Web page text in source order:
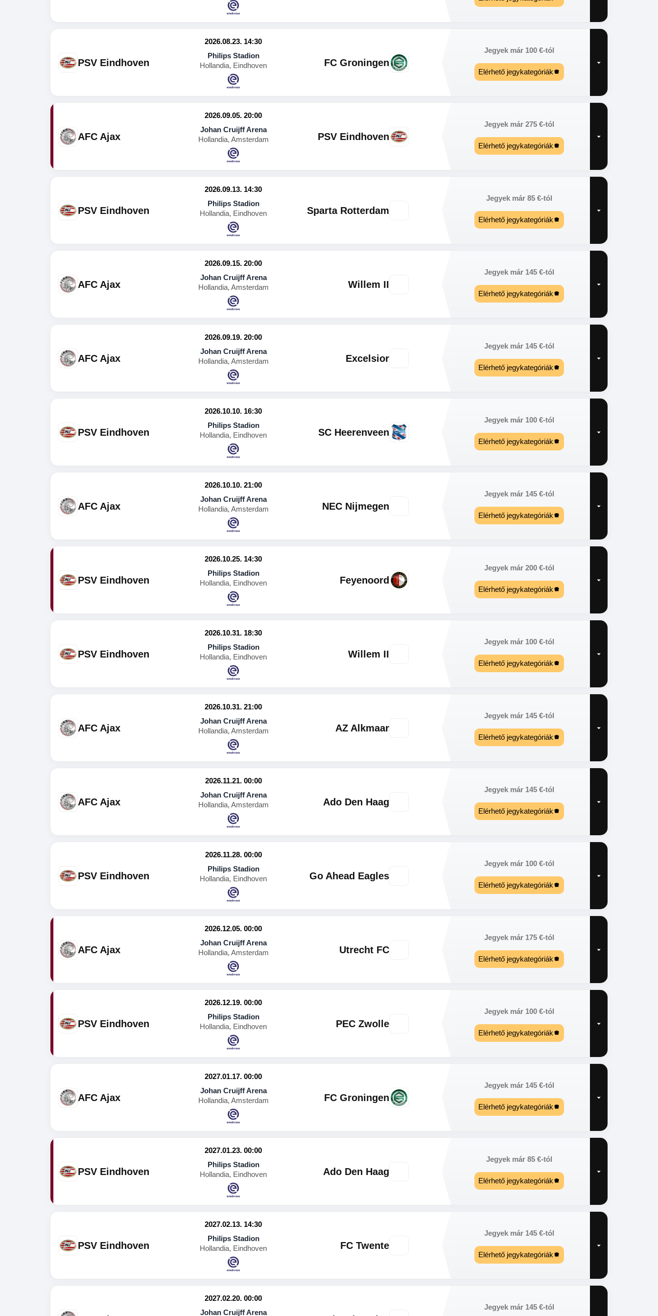
PSV Eindhoven
2026.08.23. 14:30
Philips Stadion
Hollandia, Eindhoven
FC Groningen
Jegyek már 100€-tól
Elérhető jegykategóriák
AFC Ajax
2026.09.05. 20:00
Johan Cruijff Arena
Hollandia, Amsterdam
PSV Eindhoven
Jegyek már275€-tól
Elérhető jegykategóriák
PSV Eindhoven
2026.09.13. 14:30
Philips Stadion
Hollandia, Eindhoven
Sparta Rotterdam
Jegyek már85€-tól
Elérhető jegykategóriák
AFC Ajax
2026.09.15. 20:00
Johan Cruijff Arena
Hollandia, Amsterdam
Willem II
Jegyek már 145€-tól
Elérhető jegykategóriák
AFC Ajax
2026.09.19. 20:00
Johan Cruijff Arena
Hollandia, Amsterdam
Excelsior
Jegyek már 145€-tól
Elérhető jegykategóriák
PSV Eindhoven
2026.10.10. 16:30
Philips Stadion
Hollandia, Eindhoven
SC Heerenveen
Jegyek már 100€-tól
Elérhető jegykategóriák
AFC Ajax
2026.10.10. 21:00
Johan Cruijff Arena
Hollandia, Amsterdam
NEC Nijmegen
Jegyek már 145€-tól
Elérhető jegykategóriák
PSV Eindhoven
2026.10.25. 14:30
Philips Stadion
Hollandia, Eindhoven
Feyenoord
Jegyek már200€-tól
Elérhető jegykategóriák
PSV Eindhoven
2026.10.31. 18:30
Philips Stadion
Hollandia, Eindhoven
Willem II
Jegyek már 100€-tól
Elérhető jegykategóriák
AFC Ajax
2026.10.31. 21:00
Johan Cruijff Arena
Hollandia, Amsterdam
AZ Alkmaar
Jegyek már 145€-tól
Elérhető jegykategóriák
AFC Ajax
2026.11.21. 00:00
Johan Cruijff Arena
Hollandia, Amsterdam
Ado Den Haag
Jegyek már 145€-tól
Elérhető jegykategóriák
PSV Eindhoven
2026.11.28. 00:00
Philips Stadion
Hollandia, Eindhoven
Go Ahead Eagles
Jegyek már 100€-tól
Elérhető jegykategóriák
AFC Ajax
2026.12.05. 00:00
Johan Cruijff Arena
Hollandia, Amsterdam
Utrecht FC
Jegyek már 175€-tól
Elérhető jegykategóriák
PSV Eindhoven
2026.12.19. 00:00
Philips Stadion
Hollandia, Eindhoven
PEC Zwolle
Jegyek már 100€-tól
Elérhető jegykategóriák
AFC Ajax
2027.01.17. 00:00
Johan Cruijff Arena
Hollandia, Amsterdam
FC Groningen
Jegyek már 145€-tól
Elérhető jegykategóriák
PSV Eindhoven
2027.01.23. 00:00
Philips Stadion
Hollandia, Eindhoven
Ado Den Haag
Jegyek már85€-tól
Elérhető jegykategóriák
PSV Eindhoven
2027.02.13. 14:30
Philips Stadion
Hollandia, Eindhoven
FC Twente
Jegyek már 145€-tól
Elérhető jegykategóriák
2027.02.20. 00:00
Johan Cruijff Arena
Jegyek már 145€-tól